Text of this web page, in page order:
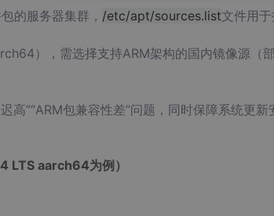
的服务器集群， /etc/apt/sources.list文件用于
），需选择支持ARM架构的国内镜像源（
高”“ARM包兼容性差”问题，同时保障系统更
LTS aarch64为例）